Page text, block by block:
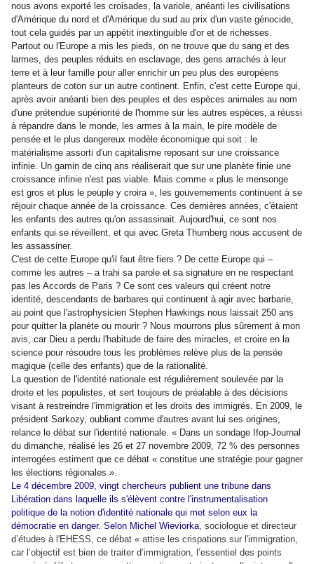
nous avons exporté les croisades, la variole, anéanti les civilisations
d'Amérique du nord et d'Amérique du sud au prix d'un vaste génocide,
tout cela guidés par un appétit inextinguible d'or et de richesses.
Partout ou l'Europe a mis les pieds, on ne trouve que du sang et des
larmes, des peuples réduits en esclavage, des gens arrachés à leur
terre et à leur famille pour aller enrichir un peu plus des européens
planteurs de coton sur un autre continent. Enfin, c'est cette Europe qui,
après avoir anéanti bien des peuples et des espèces animales au nom
d'une prétendue supériorité de l'homme sur les autres espèces, a réussi
à répandre dans le monde, les armes à la main, le pire modèle de
pensée et le plus dangereux modèle économique qui soit : le
matérialisme assorti d'un capitalisme reposant sur une croissance
infinie. Un gamin de cinq ans réaliserait que sur une planète finie une
croissance infinie n'est pas viable. Mais comme « plus le mensonge
est gros et plus le peuple y croira », les gouvernements continuent à se
réjouir chaque année de la croissance. Ces dernières années, c'étaient
les enfants des autres qu'on assassinait. Aujourd'hui, ce sont nos
enfants qui se réveillent, et qui avec Greta Thumberg nous accusent de
les assassiner.
C'est de cette Europe qu'il faut être fiers ? De cette Europe qui –
comme les autres – a trahi sa parole et sa signature en ne respectant
pas les Accords de Paris ? Ce sont ces valeurs qui créent notre
identité, descendants de barbares qui continuent à agir avec barbarie,
au point que l'astrophysicien Stephen Hawkings nous laissait 250 ans
pour quitter la planète ou mourir ? Nous mourrons plus sûrement à mon
avis, car Dieu a perdu l'habitude de faire des miracles, et croire en la
science pour résoudre tous les problèmes relève plus de la pensée
magique (celle des enfants) que de la rationalité.
La question de l'identité nationale est régulièrement soulevée par la
droite et les populistes, et sert toujours de préalable à des décisions
visant à restreindre l'immigration et les droits des immigrés. En 2009, le
président Sarkozy, oubliant comme d'autres avant lui ses origines,
relance le débat sur l'identité nationale. « Dans un sondage Ifop-Journal
du dimanche, réalisé les 26 et 27 novembre 2009, 72 % des personnes
interrogées estiment que ce débat « constitue une stratégie pour gagner
les élections régionales ».
Le 4 décembre 2009, vingt chercheurs publient une tribune dans
Libération dans laquelle ils s'élèvent contre l'instrumentalisation
politique de la notion d'identité nationale qui met selon eux la
démocratie en danger. Selon Michel Wieviorka, sociologue et directeur
d’études à l'EHESS, ce débat « attise les crispations sur l'immigration,
car l’objectif est bien de traiter d’immigration, l’essentiel des points